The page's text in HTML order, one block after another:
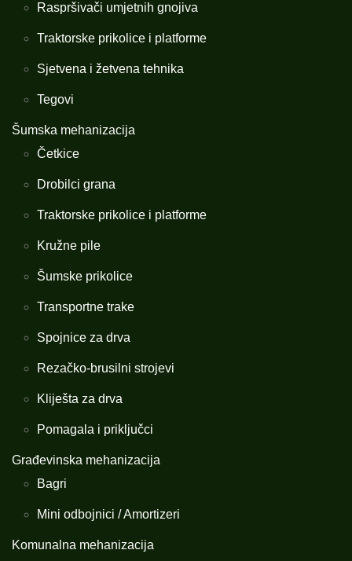
Raspršivači umjetnih gnojiva
Traktorske prikolice i platforme
Sjetvena i žetvena tehnika
Tegovi
Šumska mehanizacija
Četkice
Drobilci grana
Traktorske prikolice i platforme
Kružne pile
Šumske prikolice
Transportne trake
Spojnice za drva
Rezačko-brusilni strojevi
Kliješta za drva
Pomagala i priključci
Građevinska mehanizacija
Bagri
Mini odbojnici / Amortizeri
Komunalna mehanizacija